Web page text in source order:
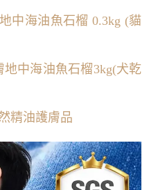
中海油魚石榴 0.3kg (貓
地中海油魚石榴3kg(犬乾
精油護膚品